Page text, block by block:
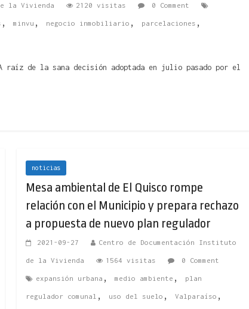
la Vivienda 2120 visitas 0 Comment
, minvu , negocio inmobiliario , parcelaciones ,
raíz de la sana decisión adoptada en julio pasado por el
noticias
Mesa ambiental de El Quisco rompe
relación con el Municipio y prepara rechazo
a propuesta de nuevo plan regulador
2021-09-27 Centro de Documentación Instituto
de la Vivienda 1564 visitas 0 Comment
expansión urbana ,medio ambiente , plan
regulador comunal , uso del suelo ,Valparaíso ,